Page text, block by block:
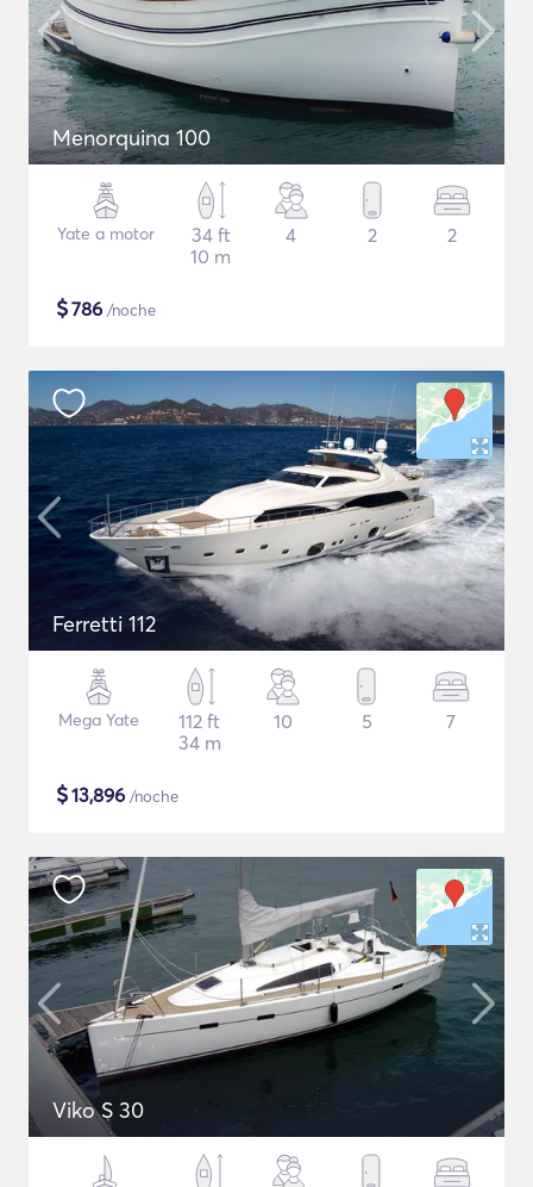
Menorquina 100
Yate a motor
34 ft
10 m
4 2 2
$786 /noche
Ferretti 112
Mega Yate
112 ft
34 m
10 5 7
$13,896 /noche
Viko S 30